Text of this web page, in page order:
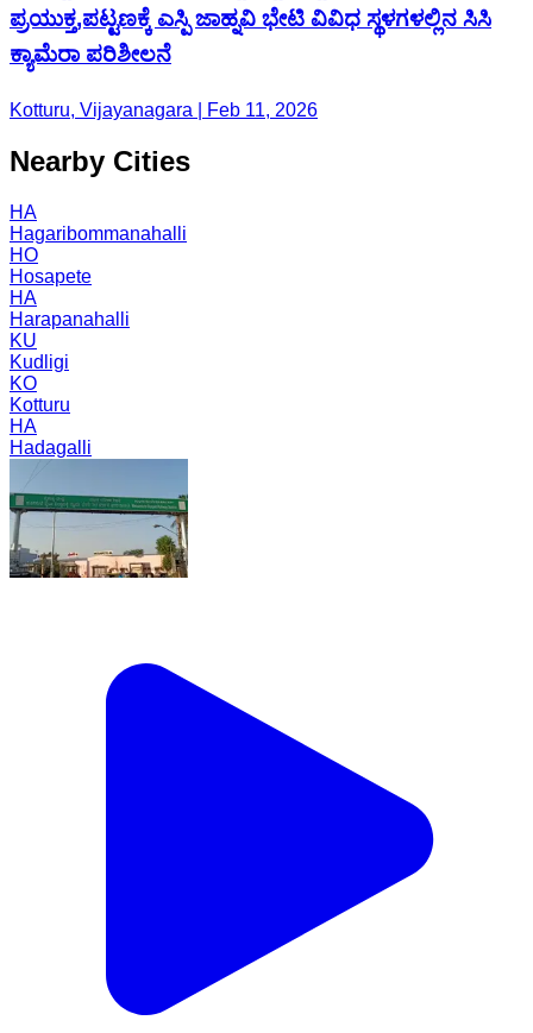
ಪ್ರಯುಕ್ತ,ಪಟ್ಟಣಕ್ಕೆ ಎಸ್ಪಿ ಜಾಹ್ನವಿ ಭೇಟಿ ವಿವಿಧ ಸ್ಥಳಗಳಲ್ಲಿನ ಸಿಸಿ
ಕ್ಯಾಮೆರಾ ಪರಿಶೀಲನೆ
Kotturu, Vijayanagara | Feb 11, 2026
Nearby Cities
HA
Hagaribommanahalli
HO
Hosapete
HA
Harapanahalli
KU
Kudligi
KO
Kotturu
HA
Hadagalli